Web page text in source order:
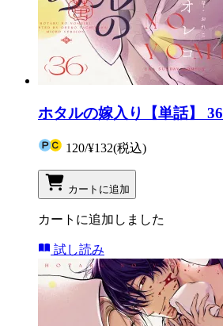
ホタルの嫁入り【単話】 36
120/¥132(税込)
カートに追加
カートに追加しました
試し読み